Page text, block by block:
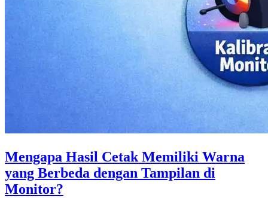
Mengapa Hasil Cetak Memiliki Warna
yang Berbeda dengan Tampilan di
Monitor?